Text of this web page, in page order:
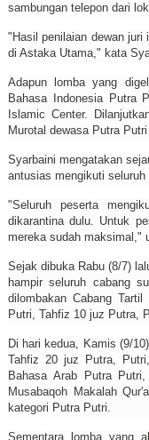
sambungan telepon dari
"Hasil penilaian dewan
di Astaka Utama," kata
Adapun lomba yang
Bahasa Indonesia Putra
Islamic Center.
Murotal dewasa Putra
Syarbaini mengatakan
antusias mengikuti seluruh
"Seluruh peserta
dikarantina dulu. Untuk
mereka sudah maksimal,"
Sejak dibuka Rabu (8/7)
hampir seluruh cabang
dilombakan Cabang
Putri, Tahfiz 10 juz Putra,
Di hari kedua, Kamis (9/
Tahfiz 20 juz Putra,
Bahasa Arab Putra
Musabaqoh Makalah
kategori Putra Putri.
Sementara lomba yang